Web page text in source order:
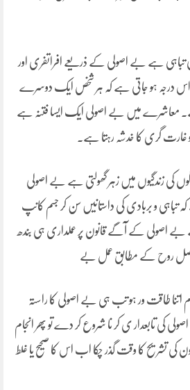
تباہی ہے بے اصولی کے ذریعے افراتفری اور
ی اس درجہ ہو جاتی ہے کہ ہر شخص ایک دوسرے
معاشرے میں بے اصولی ایک ایسا فتنہ ہے
گری کا خدشہ رہتا ہے۔
کی زندگیوں میں زہر گھولتی ہے بے اصولی
تباہی و بربادی کی داستانیں سن کر جسم کانپ
اصولی کے آگے قانون پر عملداری ہی بندھ
اصل روح کے مطابق عمل بے
اتنا طاقت ور ہو تب ہی بے اصولی کا راستہ
کی تابعدار ی کر نا شروع کر دے تو پھر انجام
کی تشریح کا وقت گذر چکا اب اس کا صحیح یا غلط